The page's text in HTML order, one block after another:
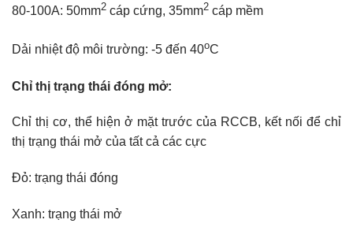
80-100A: 50mm2 cáp cứng, 35mm2 cáp mềm
Dải nhiệt độ môi trường: -5 đến 40oC
Chỉ thị trạng thái đóng mở:
Chỉ thị cơ, thể hiện ở mặt trước của RCCB, kết nối để chỉ
thị trạng thái mở của tất cả các cực
Đỏ: trạng thái đóng
Xanh: trạng thái mở